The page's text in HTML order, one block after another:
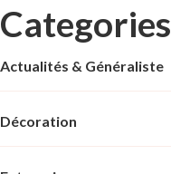
Categories
Actualités & Généraliste
Décoration